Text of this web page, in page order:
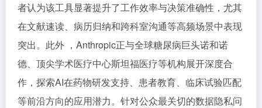
者认为该工具显著提升了工作效率与决策准确性，尤其
在文献速读、病历归纳和跨科室沟通等高频场景中表现
突出。此外 ，Anthropic正与全球糖尿病巨头诺和诺
德、顶尖学术医疗中心斯坦福医疗等机构展开深度合
作，探索AI在药物研发支持、患者教育、临床试验匹配
等前沿方向的应用潜力。针对公众最关切的数据隐私问